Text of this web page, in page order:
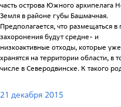
часть острова Южного архипелага
Земля в районе губы Башмачная.
Предполагается, что размещаться в
захоронения будут средне- и
низкоактивные отходы, которые
хранятся на территории области, в
числе в Северодвинске. К такого
21 декабря 2015